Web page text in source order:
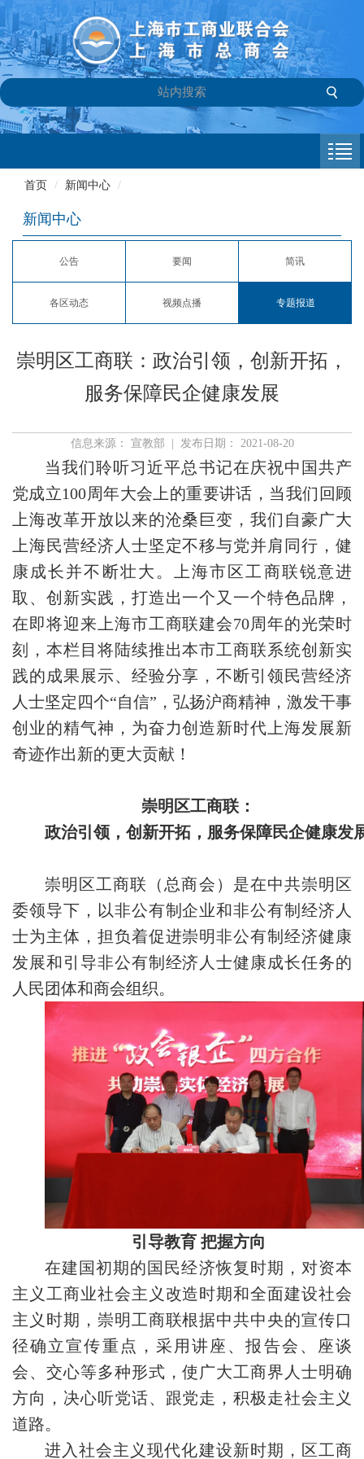
会员专栏
参政议政
信息库
联系我们
首页 / 新闻中心 /
新闻中心
公告 要闻 简讯
各区动态 视频点播 专题报道
崇明区工商联：政治引领，创新开拓，
服务保障民企健康发展
信息来源： 宣教部 | 发布日期： 2021-08-20
当我们聆听习近平总书记在庆祝中国共产
党成立100周年大会上的重要讲话，当我们回顾
上海改革开放以来的沧桑巨变，我们自豪广大
上海民营经济人士坚定不移与党并肩同行，健
康成长并不断壮大。上海市区工商联锐意进
取、创新实践，打造出一个又一个特色品牌，
在即将迎来上海市工商联建会70周年的光荣时
刻，本栏目将陆续推出本市工商联系统创新实
践的成果展示、经验分享，不断引领民营经济
人士坚定四个“自信”，弘扬沪商精神，激发干事
创业的精气神，为奋力创造新时代上海发展新
奇迹作出新的更大贡献！
崇明区工商联：
政治引领，创新开拓，服务保障民企健康发
崇明区工商联（总商会）是在中共崇明区
委领导下，以非公有制企业和非公有制经济人
士为主体，担负着促进崇明非公有制经济健康
发展和引导非公有制经济人士健康成长任务的
人民团体和商会组织。
引导教育 把握方向
在建国初期的国民经济恢复时期，对资本
主义工商业社会主义改造时期和全面建设社会
主义时期，崇明工商联根据中共中央的宣传口
径确立宣传重点，采用讲座、报告会、座谈
会、交心等多种形式，使广大工商界人士明确
方向，决心听党话、跟党走，积极走社会主义
道路。
进入社会主义现代化建设新时期，区工商